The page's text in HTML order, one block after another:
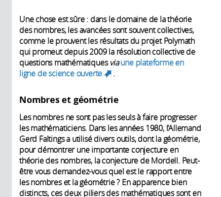
Une chose est sûre : dans le domaine de la théorie
des nombres, les avancées sont souvent collectives,
comme le prouvent les résultats du projet Polymath
qui promeut depuis 2009 la résolution collective de
questions mathématiquesviaune plateforme en
ligne de science ouverte
(link is external)
.
Nombres et géométrie
Les nombres ne sont pas les seuls à faire progresser
les mathématiciens. Dans les années 1980, l’Allemand
Gerd Faltings a utilisé divers outils, dont la géométrie,
pour démontrer une importante conjecture en
théorie des nombres, la conjecture de Mordell. Peut-
être vous demandez-vous quel est le rapport entre
les nombres et la géométrie ? En apparence bien
distincts, ces deux piliers des mathématiques sont en